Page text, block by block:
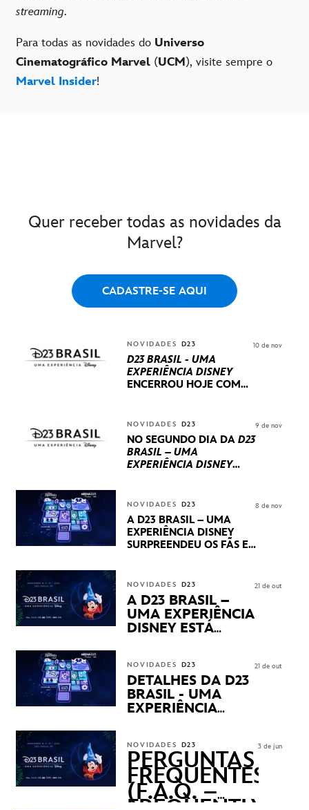
streaming.
Para todas as novidades do Universo
Cinematográfico Marvel (UCM), visite sempre o
Marvel Insider!
Quer receber todas as novidades da
Marvel?
CADASTRE-SE AQUI
NOVIDADES D23
D23 BRASIL - UMA
EXPERIÊNCIA DISNEY
ENCERROU HOJE COM
INTERNACIONAIS E
PRODUÇÕES BRASILEIRAS
10 de nov
NOVIDADES D23
NO SEGUNDO DIA DA D23
BRASIL – UMA
EXPERIÊNCIA DISNEY
STUDIOS REVELARAM
PRÉVIAS E NOVIDADES
DOS SEUS PRÓXIMOS
LANÇAMENTOS
9 de nov
NOVIDADES D23
A D23 BRASIL – UMA
EXPERIÊNCIA DISNEY
SURPREENDEU OS FÃS EM
APRESENTAÇÕES E
PRODUTOS EXCLUSIVOS
NO TRANSAMÉRICA EXPO
CENTER EM SÃO PAULO
8 de nov
NOVIDADES D23
A D23 BRASIL –
UMA EXPERIÊNCIA
DISNEY ESTÁ
21 de out
NOVIDADES D23
DETALHES DA D23
BRASIL - UMA
EXPERIÊNCIA
21 de out
NOVIDADES D23
PERGUNTAS
FREQUENTES
(F.A.Q. –
3 de jun